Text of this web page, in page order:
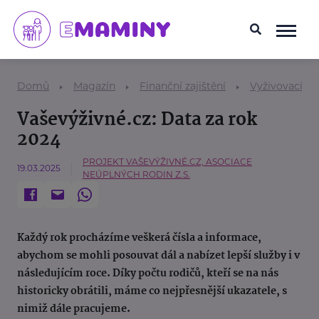
Domů Magazín Finanční zajištění Vyživovací
Vaševýživné.cz: Data za rok
2024
19.03.2025
PROJEKT VAŠEVÝŽIVNÉ.CZ, ASOCIACE
NEÚPLNÝCH RODIN Z.S.
Každý rok procházíme veškerá čísla a informace,
abychom se mohli posouvat dál a nabízet lepší služby i v
následujícím roce. Díky počtu rodičů, kteří se na nás
historicky obrátili, máme co nejpřesnější ukazatele, s
nimiž dále pracujeme.